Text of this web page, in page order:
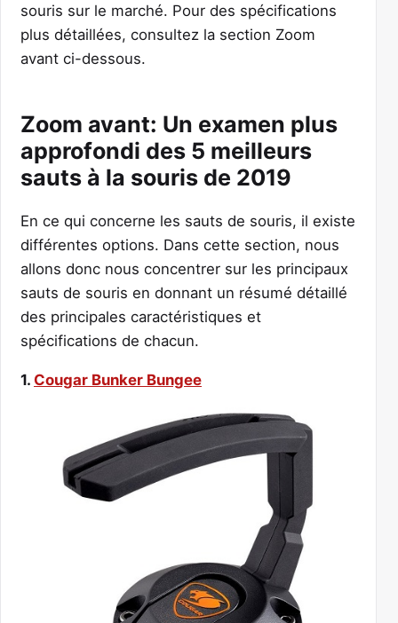
souris sur le marché. Pour des spécifications
plus détaillées, consultez la section Zoom
avant ci-dessous.
Zoom avant: Un examen plus
approfondi des 5 meilleurs
sauts à la souris de 2019
En ce qui concerne les sauts de souris, il existe
différentes options. Dans cette section, nous
allons donc nous concentrer sur les principaux
sauts de souris en donnant un résumé détaillé
des principales caractéristiques et
spécifications de chacun.
1. Cougar Bunker Bungee